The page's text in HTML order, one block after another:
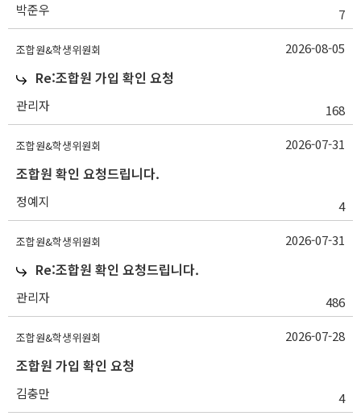
박준우 7
조합원&학생위원회
Re:조합원 가입 확인 요청
관리자 168
2026-08-05
조합원&학생위원회
조합원 확인 요청드립니다.
정예지 4
2026-07-31
조합원&학생위원회
Re:조합원 확인 요청드립니다.
관리자 486
2026-07-31
조합원&학생위원회
조합원 가입 확인 요청
김충만 4
2026-07-28